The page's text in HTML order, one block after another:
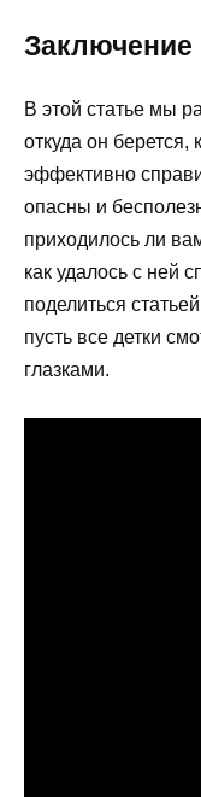
Заключение
В этой статье мы
откуда он берется,
эффективно
опасны и
приходилось ли
как удалось с ней
поделиться
пусть все детки
глазками.